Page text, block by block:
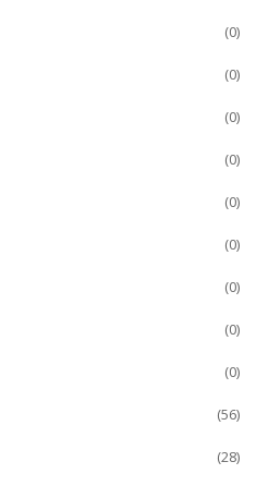
(0)
(0)
(0)
(0)
(0)
(0)
(0)
(0)
(0)
(56)
(28)